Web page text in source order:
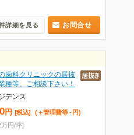
詳細を見る お問合せ
歯科クリニックの居抜
種等、ご相談下さい！
デンス
円 [税込] (＋管理費等 - 円)
円/坪]